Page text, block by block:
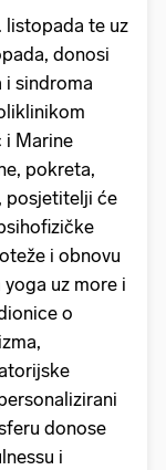
listopada te uz
donosi
i sindroma
i Marine
pokreta,
posjetitelji će
i obnovu
uz more i
o
donose
i